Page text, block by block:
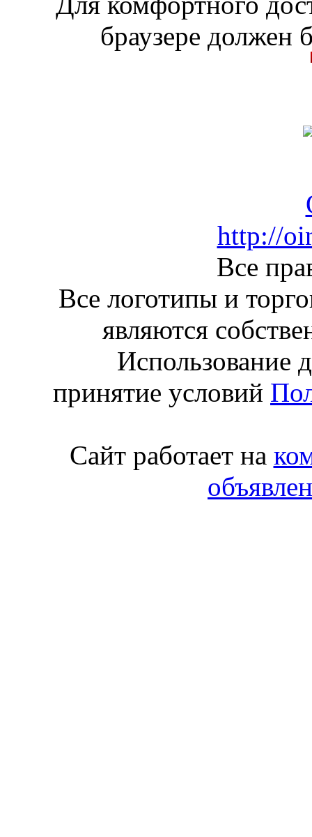
браузере должен
http://
Все
Все логотипы и
являются
Использование
принятие условий
Сайт работает на